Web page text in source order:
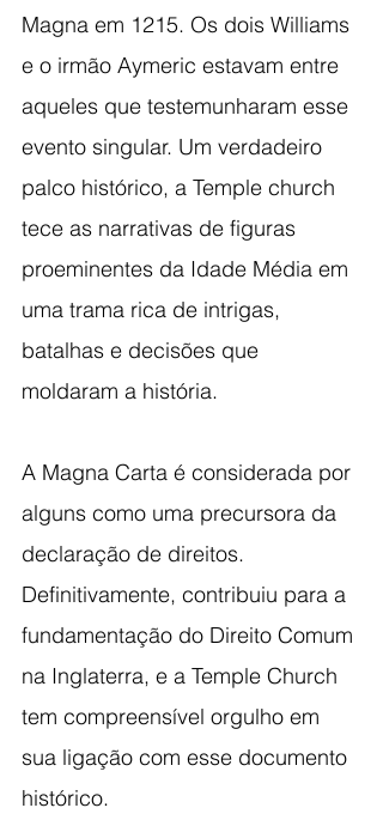
Magna em 1215. Os dois Williams
e o irmão Aymeric estavam entre
aqueles que testemunharam esse
evento singular. Um verdadeiro
palco histórico, a Temple church
tece as narrativas de figuras
proeminentes da Idade Média em
uma trama rica de intrigas,
batalhas e decisões que
moldaram a história.
A Magna Carta é considerada por
alguns como uma precursora da
declaração de direitos.
Definitivamente, contribuiu para a
fundamentação do Direito Comum
na Inglaterra, e a Temple Church
tem compreensível orgulho em
sua ligação com esse documento
histórico.